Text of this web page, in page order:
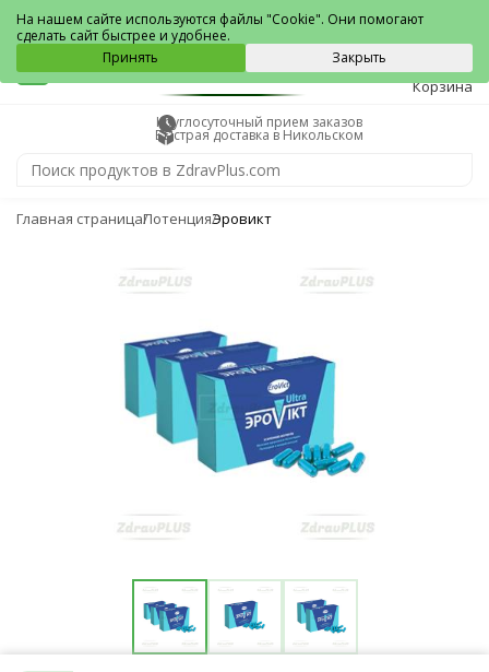
Никольское
0
Корзина
Круглосуточный прием заказов
Быстрая доставка в Никольском
Главная страницаПотенцияЭровикт
На нашем сайте используются файлы "Cookie". Они помогают
сделать сайт быстрее и удобнее.
Принять
Закрыть